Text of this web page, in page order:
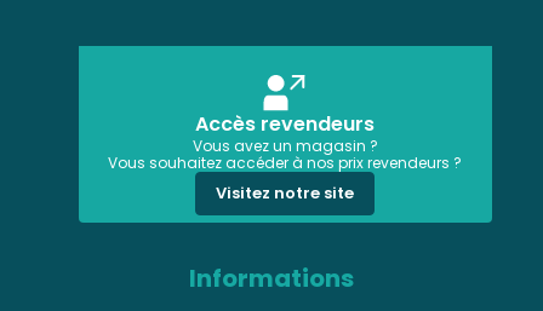
Accès revendeurs
Vous avez un magasin ?
Vous souhaitez accéder à nos prix revendeurs ?
Visitez notre site
Informations